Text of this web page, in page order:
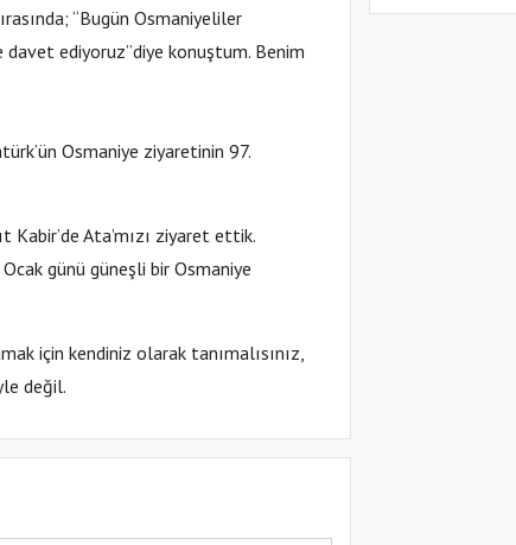
“Bugün Osmaniyeliler
davet ediyoruz”diye konuştum. Benim
Osmaniye ziyaretinin 97.
Ata’mızı ziyaret ettik.
günü güneşli bir Osmaniye
için kendiniz olarak tanımalısınız,
değil.